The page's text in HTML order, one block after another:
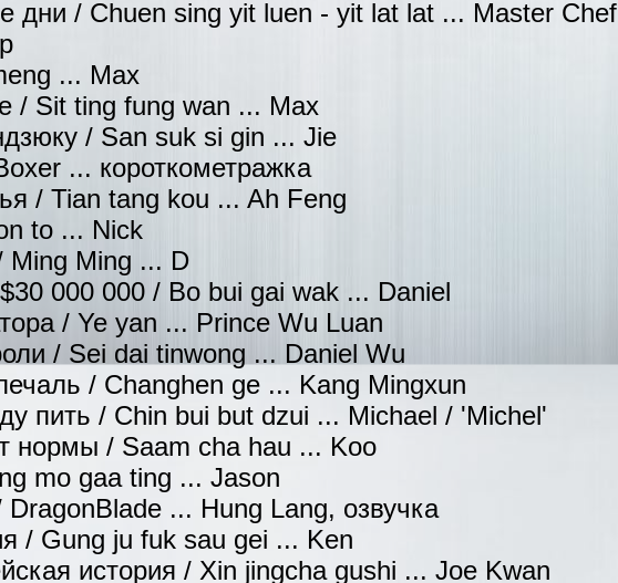
дни / Chuen sing yit luen - yit lat lat ... Master Chef
... Max
/ Sit ting fung wan ... Max
/ San suk si gin ... Jie
... короткометражка
/ Tian tang kou ... Ah Feng
to ... Nick
Ming Ming ... D
000 000 / Bo bui gai wak ... Daniel
/ Ye yan ... Prince Wu Luan
/ Sei dai tinwong ... Daniel Wu
/ Changhen ge ... Kang Mingxun
пить / Chin bui but dzui ... Michael / 'Michel'
нормы / Saam cha hau ... Koo
mo gaa ting ... Jason
... Hung Lang, озвучка
/ Gung ju fuk sau gei ... Ken
история / Xin jingcha gushi ... Joe Kwan